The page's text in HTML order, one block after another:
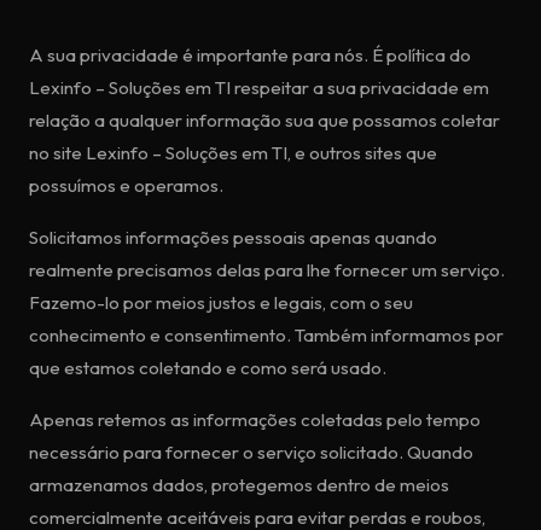
A sua privacidade é importante para nós. É política do
Lexinfo – Soluções em TI respeitar a sua privacidade em
relação a qualquer informação sua que possamos coletar
no site Lexinfo – Soluções em TI, e outros sites que
possuímos e operamos.
Solicitamos informações pessoais apenas quando
realmente precisamos delas para lhe fornecer um serviço.
Fazemo-lo por meios justos e legais, com o seu
conhecimento e consentimento. Também informamos por
que estamos coletando e como será usado.
Apenas retemos as informações coletadas pelo tempo
necessário para fornecer o serviço solicitado. Quando
armazenamos dados, protegemos dentro de meios
comercialmente aceitáveis para evitar perdas e roubos,